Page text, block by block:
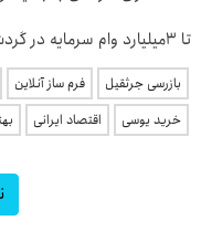
تا 3میلیارد وام سرمایه در گردش => فروشگاهت رو ثبت کن
بازرسی جرثقیل فرم ساز آنلاین
خرید یوسی
اقتصاد ایرانی